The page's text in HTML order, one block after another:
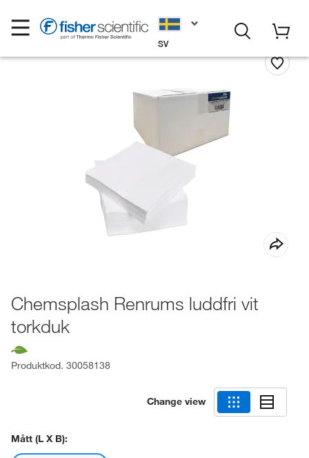
SV
Chemsplash Renrums luddfri vit
torkduk
Produktkod. 30058138
Change view
Mått (L X B):